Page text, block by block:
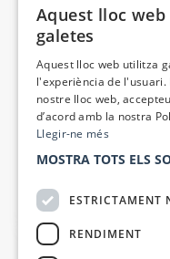
Sortejos
Butlletins
Valora
Canal
Aquest lloc
galetes
Aquest lloc web utilitza
l'experiència de l'usuari.
nostre lloc web,
d’acord amb la nostra
Llegir-ne més
MOSTRA TOTS ELS
ESTRICTAMENT
RENDIMENT